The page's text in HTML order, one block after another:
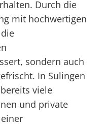
Durch die
mit hochwertigen
sondern auch
In Sulingen
viele
und private